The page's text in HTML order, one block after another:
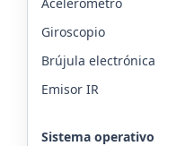
Giroscopio
Brújula electrónica
Emisor IR
Sistema operativo